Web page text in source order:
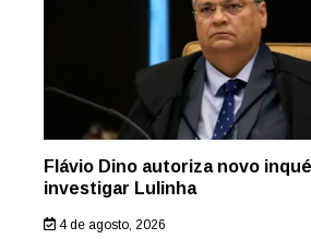
Flávio Dino autoriza novo
investigar Lulinha
4 de agosto, 2026